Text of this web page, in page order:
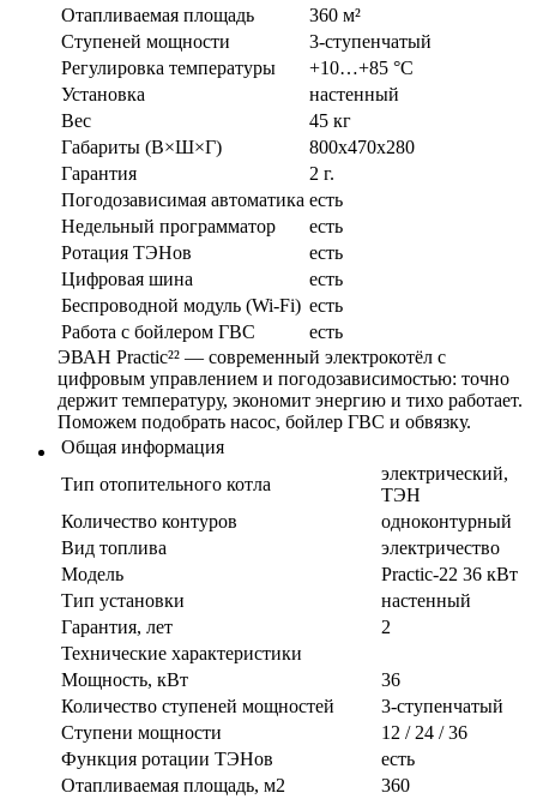
Отапливаемая площадь
360 м²
Ступеней мощности
3-ступенчатый
Регулировка температуры
+10…+85 °С
Установка
настенный
Вес
45 кг
Габариты (В×Ш×Г)
800х470х280
Гарантия
2 г.
Погодозависимая автоматика есть
Недельный программатор
есть
Ротация ТЭНов
есть
Цифровая шина
есть
Беспроводной модуль (Wi-Fi) есть
Работа с бойлером ГВС
есть
ЭВАН Practic²² — современный электрокотёл с
цифровым управлением и погодозависимостью: точно
держит температуру, экономит энергию и тихо работает.
Поможем подобрать насос, бойлер ГВС и обвязку.
Общая информация
Тип отопительного котла
электрический,
ТЭН
Количество контуров
одноконтурный
Вид топлива
электричество
Модель
Practic-22 36 кВт
Тип установки
настенный
Гарантия, лет
2
Технические характеристики
Мощность, кВт
36
Количество ступеней мощностей
3-ступенчатый
Ступени мощности
12 / 24 / 36
Функция ротации ТЭНов
есть
Отапливаемая площадь, м2
360